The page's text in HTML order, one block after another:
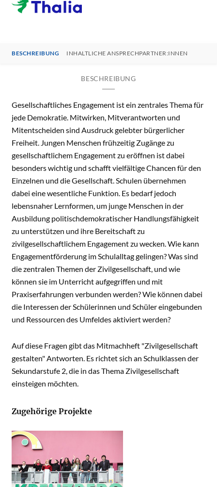
BESCHREIBUNG INHALTLICHE ANSPRECHPARTNER:INNEN
BESCHREIBUNG
Gesellschaftliches Engagement ist ein zentrales Thema für
jede Demokratie. Mitwirken, Mitverantworten und
Mitentscheiden sind Ausdruck gelebter bürgerlicher
Freiheit. Jungen Menschen frühzeitig Zugänge zu
gesellschaftlichem Engagement zu eröffnen ist dabei
besonders wichtig und schafft vielfältige Chancen für den
Einzelnen und die Gesellschaft. Schulen übernehmen
dabei eine wesentliche Funktion. Es bedarf jedoch
lebensnaher Lernformen, um junge Menschen in der
Ausbildung politischdemokratischer Handlungsfähigkeit
zu unterstützen und ihre Bereitschaft zu
zivilgesellschaftlichem Engagement zu wecken. Wie kann
Engagementförderung im Schulalltag gelingen? Was sind
die zentralen Themen der Zivilgesellschaft, und wie
können sie im Unterricht aufgegriffen und mit
Praxiserfahrungen verbunden werden? Wie können dabei
die Interessen der Schülerinnen und Schüler eingebunden
und Ressourcen des Umfeldes aktiviert werden?
Auf diese Fragen gibt das Mitmachheft "Zivilgesellschaft
gestalten" Antworten. Es richtet sich an Schulklassen der
Sekundarstufe 2, die in das Thema Zivilgesellschaft
einsteigen möchten.
Zugehörige Projekte